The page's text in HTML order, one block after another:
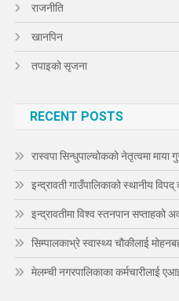
राजनीति
खानपिन
तपाइको सृजना
RECENT POSTS
रास्वपा सिन्धुपाल्चोकको नेतृत्वमा माया
इन्द्रावती गाउँपालिकाको स्थानीय
इन्द्रावतीमा विश्व स्तनपान
सिम्पालकाभ्रे स्वास्थ्य चौकीलाई
मेलम्ची नगरपालिकाका कर्मचारीलाई